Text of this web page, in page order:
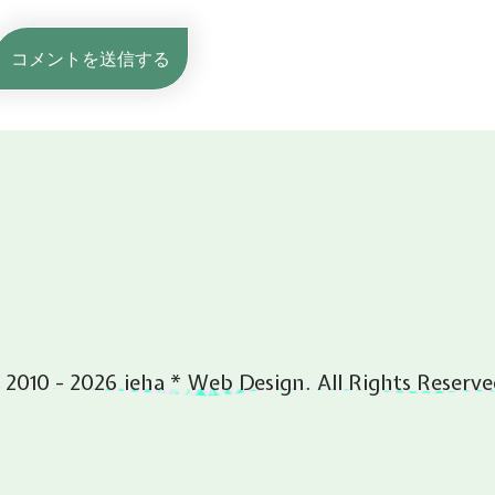
- 2026 ieha * Web Design. All Rights